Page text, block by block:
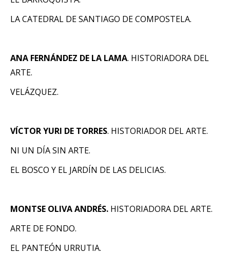
LA CATEDRAL DE SANTIAGO DE COMPOSTELA.
ANA FERNÁNDEZ DE LA LAMA. HISTORIADORA DEL
ARTE.
VELÁZQUEZ.
VÍCTOR YURI DE TORRES. HISTORIADOR DEL ARTE.
NI UN DÍA SIN ARTE.
EL BOSCO Y EL JARDÍN DE LAS DELICIAS.
MONTSE OLIVA ANDRÉS. HISTORIADORA DEL ARTE.
ARTE DE FONDO.
EL PANTEÓN URRUTIA.